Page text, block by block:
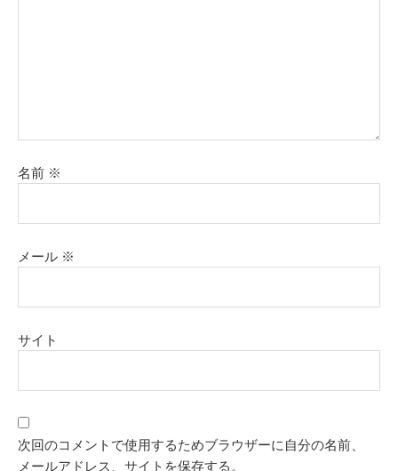
名前 ※
メール ※
サイト
次回のコメントで使用するためブラウザーに自分の名前、
メールアドレス、サイトを保存する。